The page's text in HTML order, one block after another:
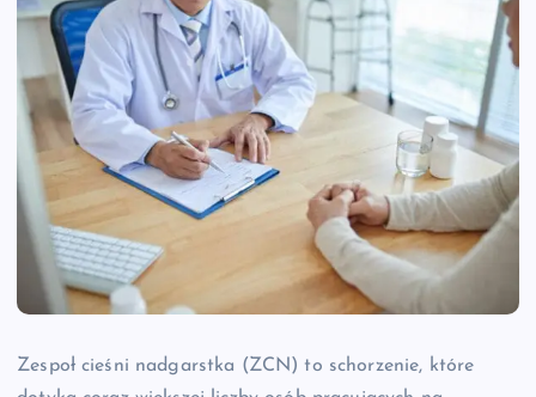
Zespoł cieśni nadgarstka (ZCN) to schorzenie, które